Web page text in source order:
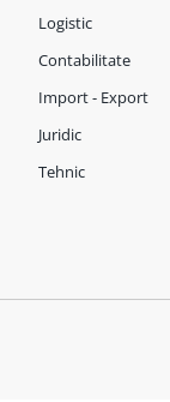
Logistic
Contabilitate
Import - Export
Juridic
Tehnic